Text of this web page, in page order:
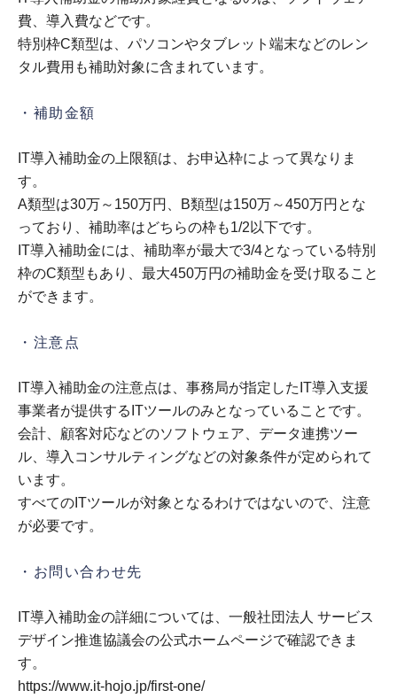
費、導入費などです。
特別枠C類型は、パソコンやタブレット端末などのレン
タル費用も補助対象に含まれています。
・補助金額
IT導入補助金の上限額は、お申込枠によって異なりま
す。
A類型は30万～150万円、B類型は150万～450万円とな
っており、補助率はどちらの枠も1/2以下です。
IT導入補助金には、補助率が最大で3/4となっている特別
枠のC類型もあり、最大450万円の補助金を受け取ること
ができます。
・注意点
IT導入補助金の注意点は、事務局が指定したIT導入支援
事業者が提供するITツールのみとなっていることです。
会計、顧客対応などのソフトウェア、データ連携ツー
ル、導入コンサルティングなどの対象条件が定められて
います。
すべてのITツールが対象となるわけではないので、注意
が必要です。
・お問い合わせ先
IT導入補助金の詳細については、一般社団法人 サービス
デザイン推進協議会の公式ホームページで確認できま
す。
https://www.it-hojo.jp/first-one/